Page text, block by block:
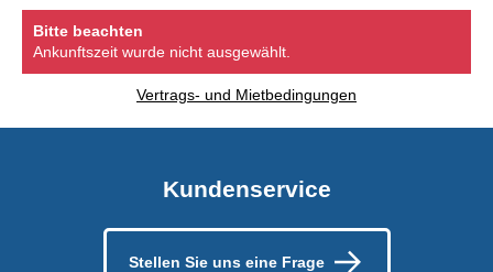
Bitte beachten
Ankunftszeit wurde nicht ausgewählt.
Vertrags- und Mietbedingungen
Kundenservice
Stellen Sie uns eine Frage